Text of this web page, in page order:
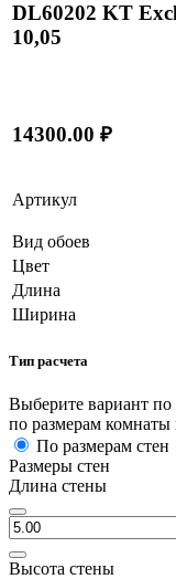
DL60202 KT
10,05
14300.00 ₽
Артикул
Вид обоев
Цвет
Длина
Ширина
Тип расчета
Выберите вариант по
по размерам комнаты
По размерам стен
Размеры стен
Длина стены
Высота стены